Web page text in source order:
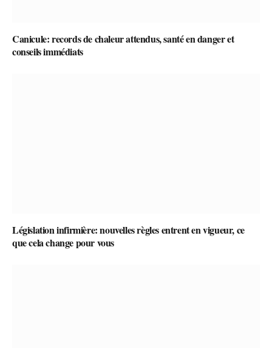
Canicule: records de chaleur attendus, santé en danger et
conseils immédiats
Législation infirmière: nouvelles règles entrent en vigueur, ce
que cela change pour vous